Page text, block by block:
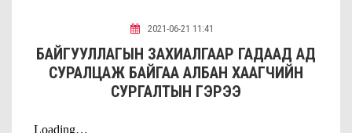
2021-06-21 11:41
БАЙГУУЛЛАГЫН ЗАХИАЛГААР ГАДААД АД
СУРАЛЦАЖ БАЙГАА АЛБАН ХААГЧИЙН
СУРГАЛТЫН ГЭРЭЭ